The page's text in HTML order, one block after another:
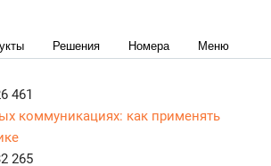
Решения Номера Меню
для бизнеса в новых
461
коммуникациях: как применять
265